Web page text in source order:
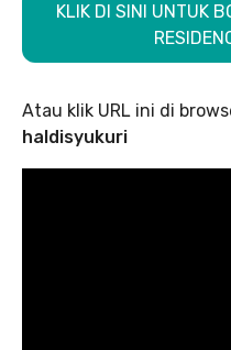
KLIK DI SINI UNTUK
Atau klik URL ini di
haldisyukuri